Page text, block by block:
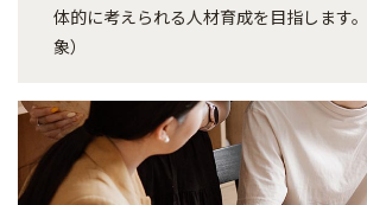
体的に考えられる人材育成を目指します
象）